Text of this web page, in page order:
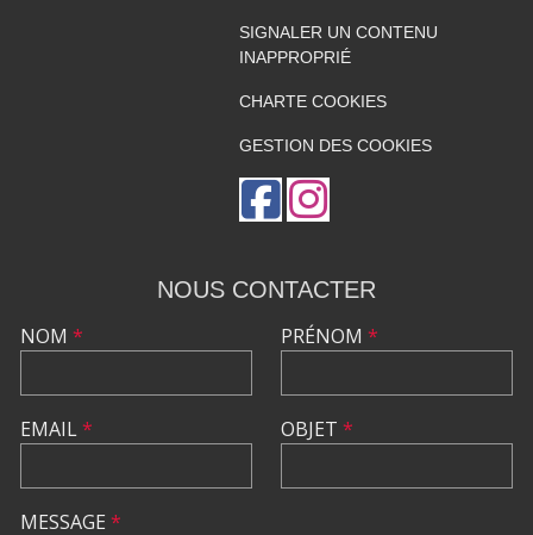
SIGNALER UN CONTENU
INAPPROPRIÉ
CHARTE COOKIES
GESTION DES COOKIES
NOUS CONTACTER
NOM *
EMAIL*
PRÉNOM *
OBJET *
MESSAGE *